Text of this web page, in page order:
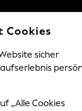
HOME
Cookies
sicher
„Alle Cookies